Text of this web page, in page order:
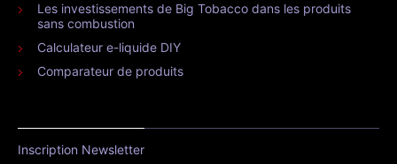
Les investissements de Big Tobacco dans les produits
sans combustion
Calculateur e-liquide DIY
Comparateur de produits
Inscription Newsletter